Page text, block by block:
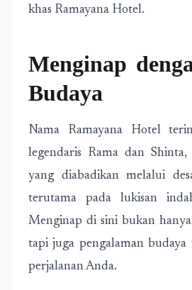
khas Ramayana Hotel.
Menginap
Budaya
Nama Ramayana Hotel
legendaris Rama dan
yang diabadikan melalui
terutama pada lukisan
Menginap di sini bukan
tapi juga pengalaman budaya
perjalanan Anda.